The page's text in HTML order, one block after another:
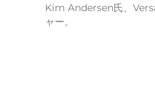
Kim Andersen氏、
ャー。